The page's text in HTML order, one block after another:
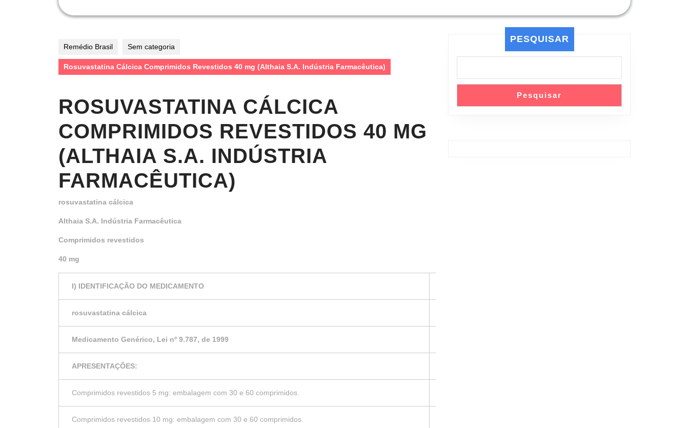
Remédio Brasil Sem categoria
Rosuvastatina Cálcica Comprimidos Revestidos 40 mg (Althaia S.A. Indústria Farmacêutica)
ROSUVASTATINA CÁLCICA
COMPRIMIDOS REVESTIDOS 40 MG
(ALTHAIA S.A. INDÚSTRIA
FARMACÊUTICA)
rosuvastatina cálcica
Althaia S.A. Indústria Farmacêutica
Comprimidos revestidos
40 mg
I) IDENTIFICAÇÃO DO MEDICAMENTO
rosuvastatina cálcica
Medicamento Genérico, Lei nº 9.787, de 1999
APRESENTAÇÕES:
Comprimidos revestidos 5 mg: embalagem com 30 e 60 comprimidos.
Comprimidos revestidos 10 mg: embalagem com 30 e 60 comprimidos.
PESQUISAR
Pesquisar